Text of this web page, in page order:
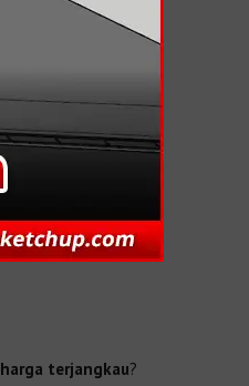
harga terjangkau?